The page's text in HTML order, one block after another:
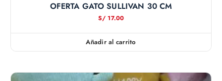
OFERTA GATO SULLIVAN 30 CM
S/ 17.00
Añadir al carrito